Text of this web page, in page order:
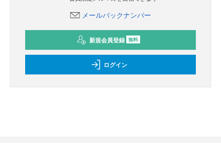
メールバックナンバー
新規会員登録 無料
ログイン